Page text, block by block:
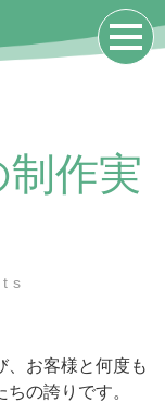
作実
、お客様と何度も
の誇りです。